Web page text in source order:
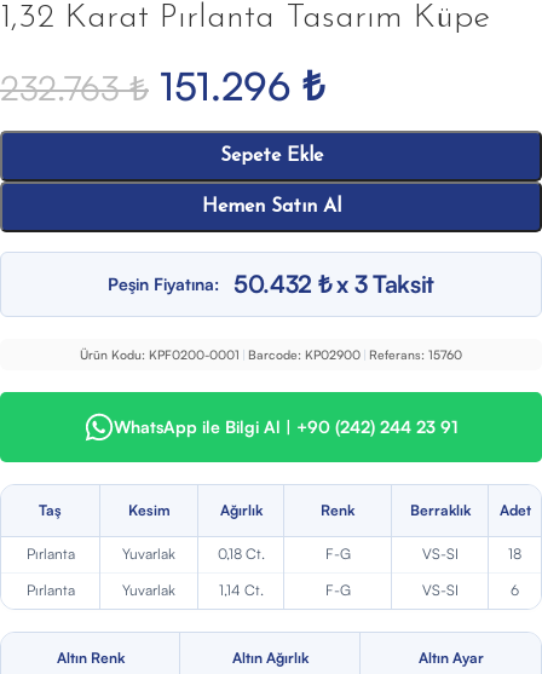
1,32 Karat Pırlanta Tasarım Küpe
232.763₺ 151.296 ₺
Sepete Ekle
Hemen Satın Al
Peşin Fiyatına: 50.432 ₺ x 3 Taksit
Ürün Kodu: KPF0200-0001 | Barcode: KP02900 | Referans: 15760
WhatsApp ile Bilgi Al | +90 (242) 244 23 91
Taş Kesim Ağırlık Renk Berraklık Adet
Pırlanta Yuvarlak 0,18 Ct. F-G VS-SI
18
Pırlanta
Yuvarlak 1,14 Ct. F-G VS-SI 6
Altın Renk Altın Ağırlık Altın Ayar